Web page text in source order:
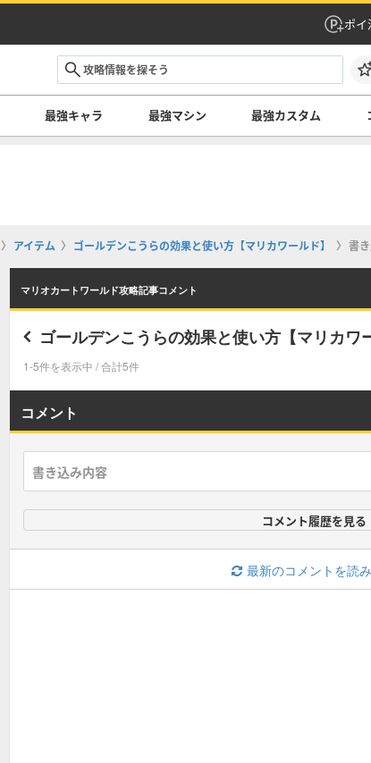
ポイ
最強キャラ 最強マシン 最強カスタム
アイテム ゴールデンこうらの効果と使い方【マリカワールド】 書
マリオカートワールド攻略記事コメント
ゴールデンこうらの効果と使い方【マリカワ
1-5件を表示中 / 合計5件
コメント
コメント履歴を見る
最新のコメントを読